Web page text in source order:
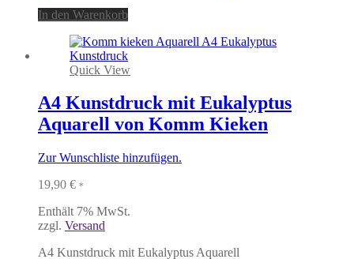
In den Warenkorb
Quick View
A4 Kunstdruck mit Eukalyptus
Aquarell von Komm Kieken
Zur Wunschliste hinzufügen.
19,90 € *
Enthält 7% MwSt.
zzgl. Versand
A4 Kunstdruck mit Eukalyptus Aquarell